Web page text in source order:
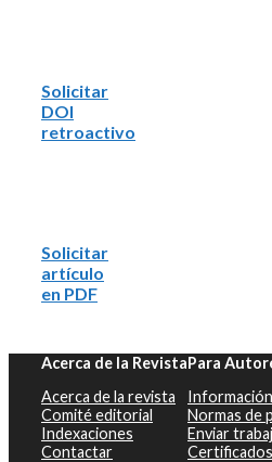
Solicitar
DOI
retroactivo
Solicitar
artículo
en PDF
Acerca de la Revista
Acerca de la revista
Comité editorial
Indexaciones
Contactar
Para
Normas de
Enviar